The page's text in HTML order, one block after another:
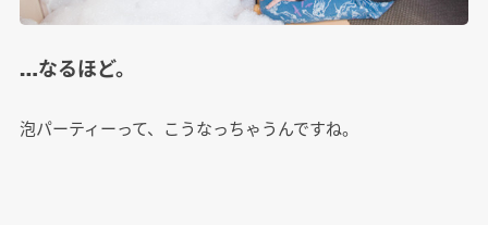
…なるほど。
泡パーティーって、こうなっちゃうんですね。